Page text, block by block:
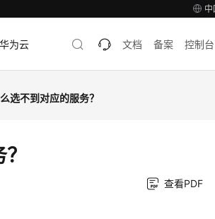
中
为云 文档 备案 控制台
选不到对应的服务？
查看PDF